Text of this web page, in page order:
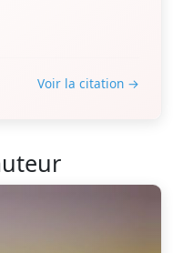
Voir la citation →